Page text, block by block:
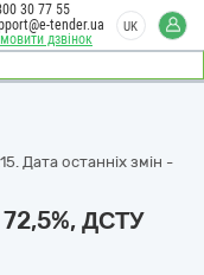
дзвінок
30 77 55
tender.ua
UK
Дата останніх змін -
ДСТУ